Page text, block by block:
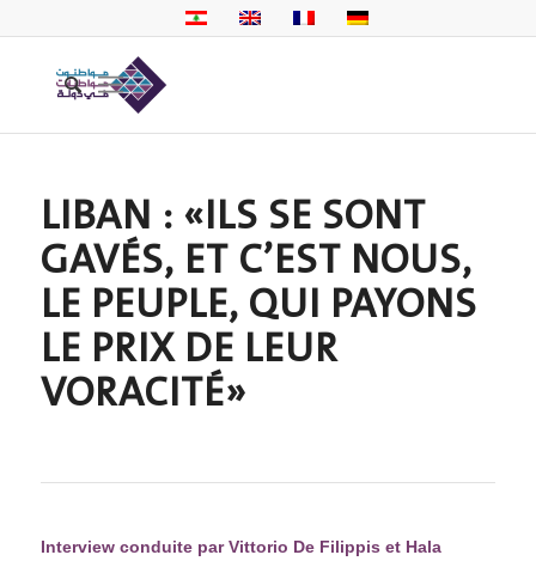
LIBAN : «ILS SE SONT
GAVÉS, ET C’EST NOUS,
LE PEUPLE, QUI PAYONS
LE PRIX DE LEUR
VORACITÉ»
Interview conduite par Vittorio De Filippis et Hala